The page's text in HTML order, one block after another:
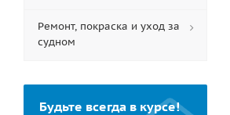
Ремонт, покраска и уход за
судном
Будьте всегда в курсе!